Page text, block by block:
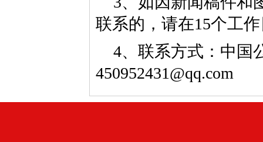
联系的，请在15个工
4、联系方式：中国
450952431@qq.com